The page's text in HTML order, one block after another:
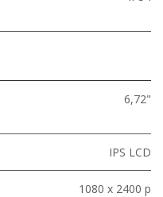
6,72"
IPS LCD
1080 x 2400 p